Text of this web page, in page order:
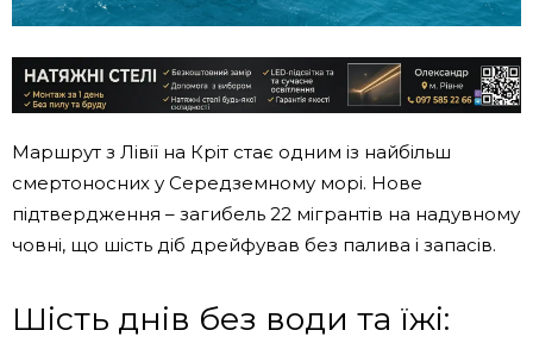
Маршрут з Лівії на Кріт стає одним із найбільш
смертоносних у Середземному морі. Нове
підтвердження – загибель 22 мігрантів на надувному
човні, що шість діб дрейфував без палива і запасів.
Шість днів без води та їжі: